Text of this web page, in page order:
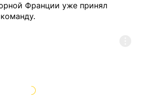
Франции уже принял